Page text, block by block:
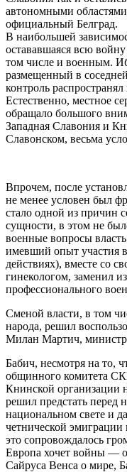
автономными
официальный Белград.
В наибольшей
остававшаяся всю
том числе и военным.
размещенный в
контроль
Естественно, местное
обращало большого
Западная Славония и
Славонском, весьма
Впрочем, после
не менее условен был
стало одной из причин
сущности, в этом не
военные вопросы
имевший опыт участия
действиях), вместе со
гинекологом, заменил
профессионального
Сменой власти, в том
народа, решил
Милан Мартич, министр
Бабич, несмотря на то,
общинного комитета
Книнской организации
решил предстать перед
национальном свете и
четнической
это сопровождалось
Европа хочет войны —
Сайруса Венса о мире,